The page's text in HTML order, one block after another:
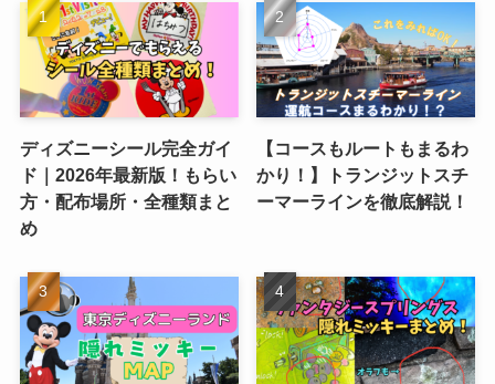
ディズニーシール完全ガイ
ド｜2026年最新版！もらい
方・配布場所・全種類まと
め
【コースもルートもまるわ
かり！】トランジットスチ
ーマーラインを徹底解説！